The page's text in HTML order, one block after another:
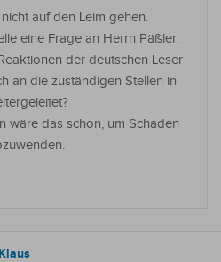
auf den Leim gehen.
eine Frage an Herrn Päßler:
der deutschen Leser
an die zuständigen Stellen in
wäre das schon, um Schaden
Klaus